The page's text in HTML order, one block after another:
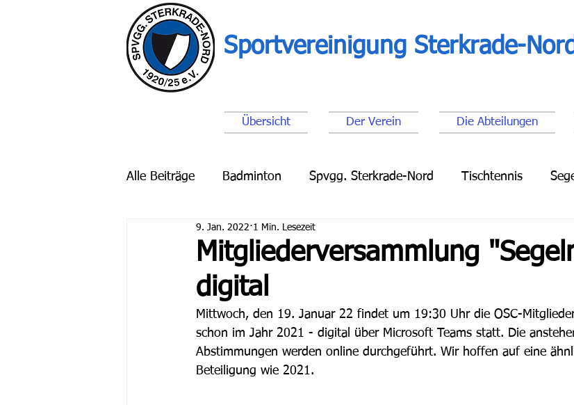
Sportvereinigung Sterkrade-
Übersicht Der Verein Die Abteilungen
Alle Beiträge Badminton Spvgg. Sterkrade-Nord Tischtennis
Breitensport Schach Leichtathletik
Mitgliederversammlung
digital
9. Jan. 2022 1 Min. Lesezeit
Mittwoch, den 19. Januar 22 findet um 19:30 Uhr die OSC-
schon im Jahr 2021 - digital über Microsoft Teams statt. Die
Abstimmungen werden online durchgeführt. Wir hoffen auf eine
Beteiligung wie 2021.